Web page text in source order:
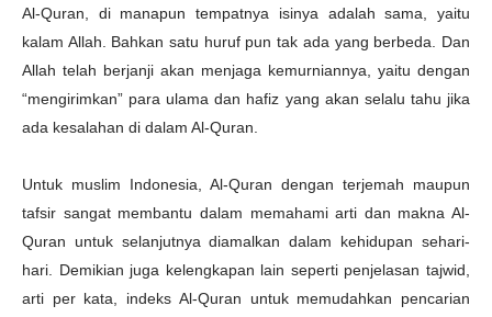
Al-Quran, di manapun tempatnya isinya adalah sama, yaitu
kalam Allah. Bahkan satu huruf pun tak ada yang berbeda. Dan
Allah telah berjanji akan menjaga kemurniannya, yaitu dengan
“mengirimkan” para ulama dan hafiz yang akan selalu tahu jika
ada kesalahan di dalam Al-Quran.
Untuk muslim Indonesia, Al-Quran dengan terjemah maupun
tafsir sangat membantu dalam memahami arti dan makna Al-
Quran untuk selanjutnya diamalkan dalam kehidupan sehari-
hari. Demikian juga kelengkapan lain seperti penjelasan tajwid,
arti per kata, indeks Al-Quran untuk memudahkan pencarian